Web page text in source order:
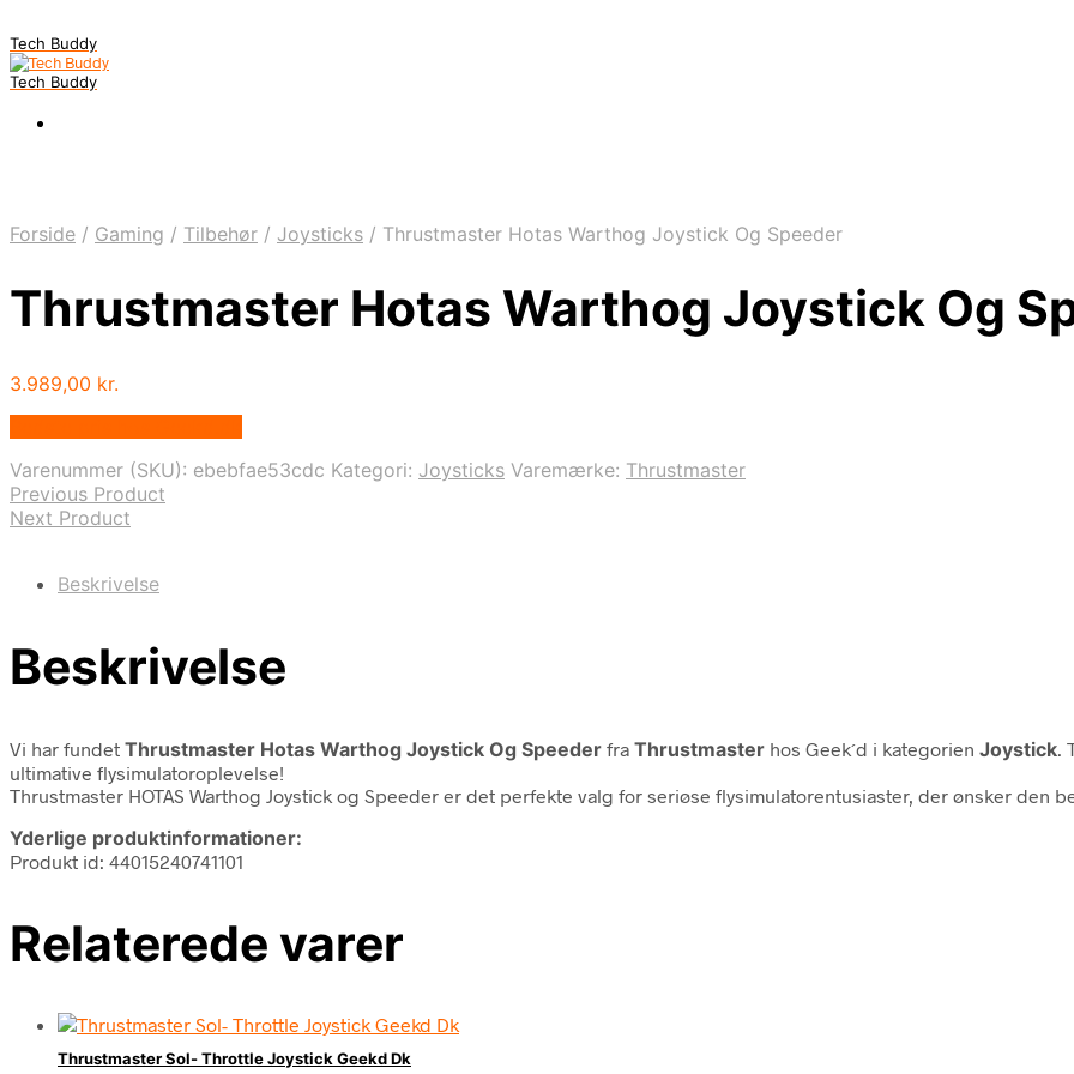
Tech Buddy
Tech Buddy
Forside / Gaming / Tilbehør / Joysticks / Thrustmaster Hotas Warthog Joystick Og Speeder
Thrustmaster Hotas Warthog Joystick Og
3.989,00 kr.
Varenummer (SKU): ebebfae53cdc Kategori: Joysticks Varemærke: Thrustmaster
Previous Product
Next Product
Beskrivelse
Beskrivelse
Vi har fundet Thrustmaster Hotas Warthog Joystick Og Speeder fra Thrustmaster hos Geek´d i kategorien Joystick
ultimative flysimulatoroplevelse!
Thrustmaster HOTAS Warthog Joystick og Speeder er det perfekte valg for seriøse flysimulatorentusiaster, der ønsker den
Yderlige produktinformationer:
Produkt id: 44015240741101
Relaterede varer
Thrustmaster Sol- Throttle Joystick Geekd Dk